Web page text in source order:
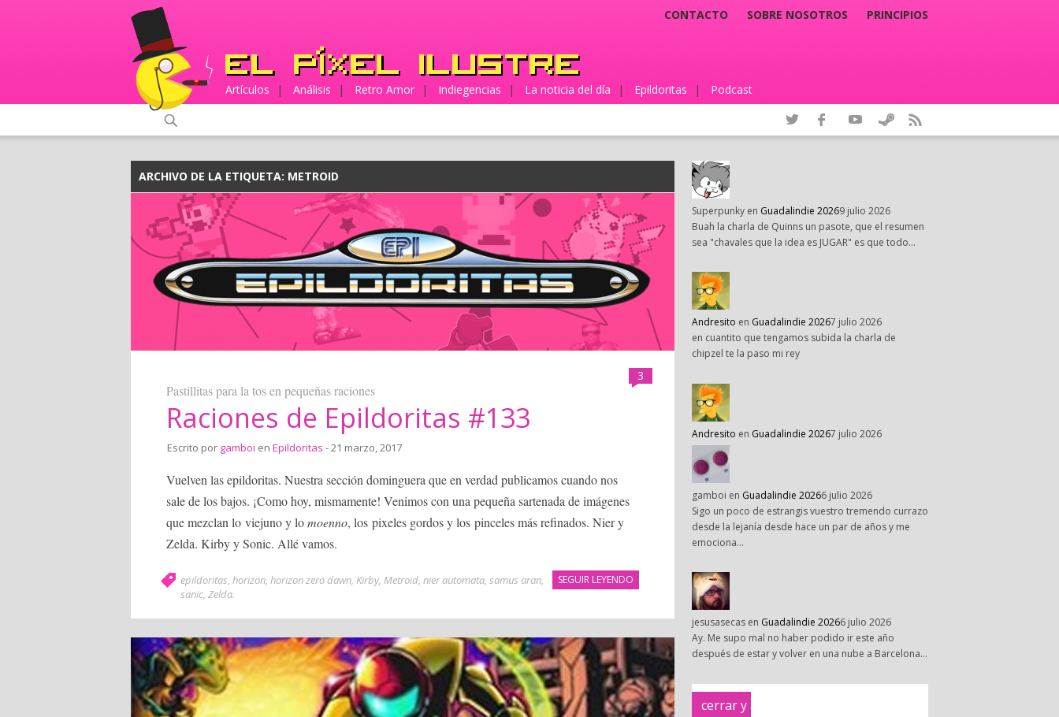
CONTACTO SOBRE NOSOTROS PRINCIPIOS
Artículos | Análisis | Retro Amor | Indiegencias | La noticia del día | Epildoritas | Podcast
ARCHIVO DE LA ETIQUETA: METROID
3
Pastillitas para la tos en pequeñas raciones
Raciones de Epildoritas #133
Escrito por gamboi en Epildoritas - 21 marzo, 2017
Vuelven las epildoritas. Nuestra sección dominguera que en verdad publicamos cuando nos
sale de los bajos. ¡Como hoy, mismamente! Venimos con una pequeña sartenada de imágenes
que mezclan lo viejuno y lomoenno, los pixeles gordos y los pinceles más refinados. Nier y
Zelda. Kirby y Sonic. Allé vamos.
SEGUIR LEYENDO
epildoritas, horizon, horizon zero dawn, Kirby, Metroid, nier automata, samus aran,
sanic, Zelda.
Superpunky en Guadalindie 20269 julio 2026
Buah la charla de Quinns un pasote, que el resumen
sea "chavales que la idea es JUGAR" es que todo…
Andresito en Guadalindie 20267 julio 2026
en cuantito que tengamos subida la charla de
chipzel te la paso mi rey
Andresito en Guadalindie 20267 julio 2026
gamboi en Guadalindie 20266 julio 2026
Sigo un poco de estrangis vuestro tremendo currazo
desde la lejanía desde hace un par de años y me
emociona…
jesusasecas en Guadalindie 20266 julio 2026
Ay. Me supo mal no haber podido ir este año
después de estar y volver en una nube a Barcelona…